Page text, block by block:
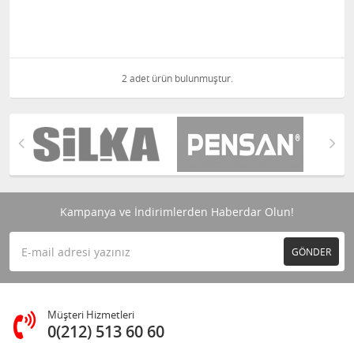
2 adet ürün bulunmuştur.
Kampanya ve İndirimlerden Haberdar Olun!
GÖNDER
Müşteri Hizmetleri
0(212) 513 60 60